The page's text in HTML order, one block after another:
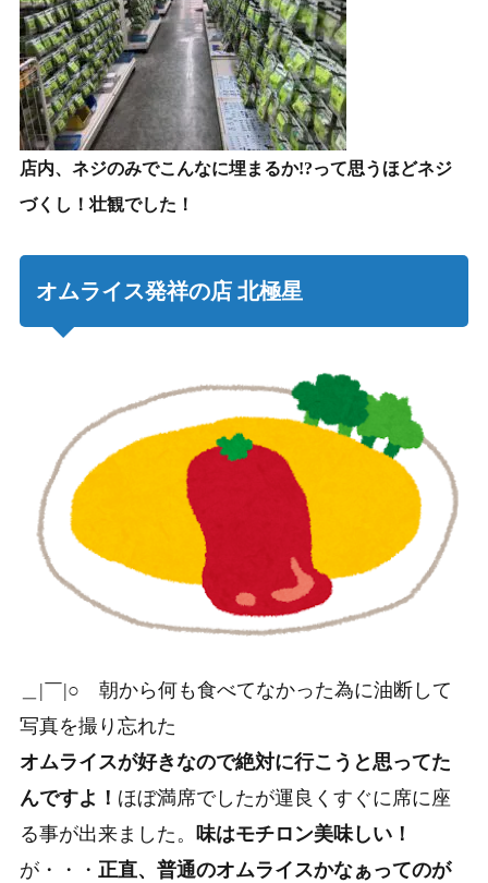
店内、ネジのみでこんなに埋まるか!?って思うほどネジ
づくし！壮観でした！
オムライス発祥の店 北極星
＿|￣|○ 朝から何も食べてなかった為に油断して
写真を撮り忘れた
オムライスが好きなので絶対に行こうと思ってた
んですよ！ ほぼ満席でしたが運良くすぐに席に座
る事が出来ました。 味はモチロン美味しい！
が・・・ 正直、普通のオムライスかなぁってのが